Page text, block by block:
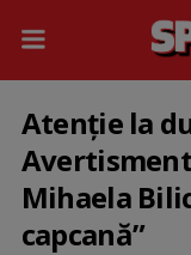
Atenție la
Mihaela
capcană”